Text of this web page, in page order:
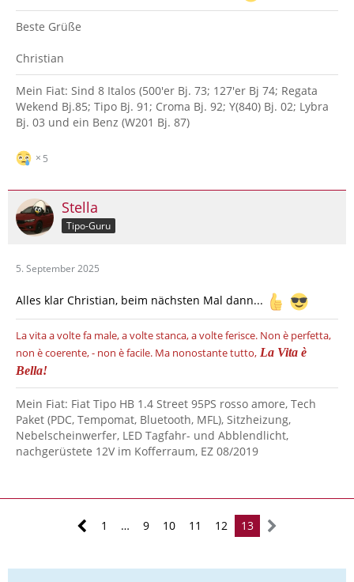
Beste Grüße
Christian
Mein Fiat: Sind 8 Italos (500'er Bj. 73; 127'er Bj 74; Regata
Wekend Bj.85; Tipo Bj. 91; Croma Bj. 92; Y(840) Bj. 02; Lybra
Bj. 03 und ein Benz (W201 Bj. 87)
5
Stella
Tipo-Guru
5. September 2025
Alles klar Christian, beim nächsten Mal dann...
La vita a volte fa male, a volte stanca, a volte ferisce. Non è perfetta,
non è coerente, - non è facile. Ma nonostante tutto, La Vita è
Bella!
Mein Fiat: Fiat Tipo HB 1.4 Street 95PS rosso amore, Tech
Paket (PDC, Tempomat, Bluetooth, MFL), Sitzheizung,
Nebelscheinwerfer, LED Tagfahr- und Abblendlicht,
nachgerüstete 12V im Kofferraum, EZ 08/2019
1 … 9 10 11 12 13